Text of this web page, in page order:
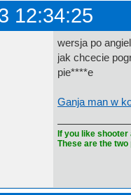
12:34:25
wersja po
jak chcecie
pie****e
Ganja man w
If you like
These are the